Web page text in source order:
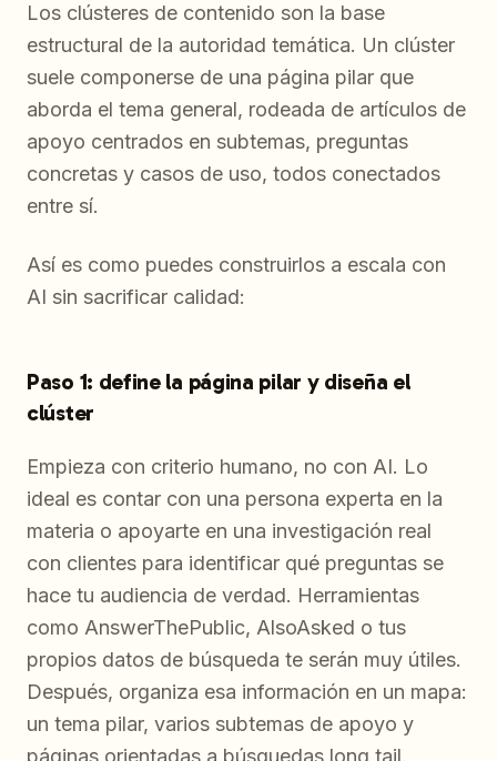
Los clústeres de contenido son la base
estructural de la autoridad temática. Un clúster
suele componerse de una página pilar que
aborda el tema general, rodeada de artículos de
apoyo centrados en subtemas, preguntas
concretas y casos de uso, todos conectados
entre sí.
Así es como puedes construirlos a escala con
AI sin sacrificar calidad:
Paso 1: define la página pilar y diseña el
clúster
Empieza con criterio humano, no con AI. Lo
ideal es contar con una persona experta en la
materia o apoyarte en una investigación real
con clientes para identificar qué preguntas se
hace tu audiencia de verdad. Herramientas
como AnswerThePublic, AlsoAsked o tus
propios datos de búsqueda te serán muy útiles.
Después, organiza esa información en un mapa:
un tema pilar, varios subtemas de apoyo y
páginas orientadas a búsquedas long tail.